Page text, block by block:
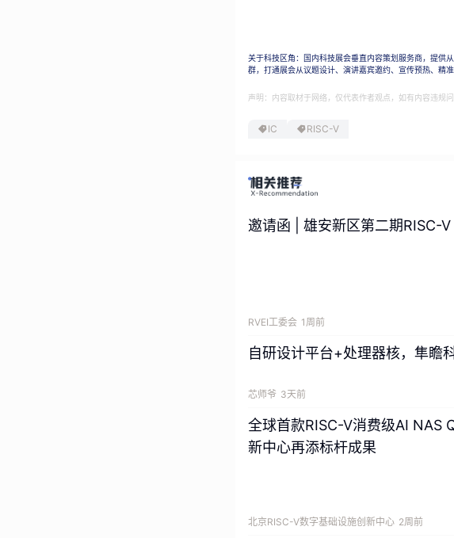
关于科技区角：国内科技展会垂直内容策划服务商，提供
群，打通展会从议题设计、演讲嘉宾邀约、宣传预热、精准
声明：内容取材于网络，仅代表作者观点，如有内容违规问
IC RISC-V
邀请函 | 雄安新区第二期RISC-
RVEI工委会 1周前
自研设计平台+处理器核，隼瞻
芯师爷 3天前
全球首款RISC-V消费级AI NAS
新中心再添标杆成果
北京RISC-V数字基础设施创新中心 2周前